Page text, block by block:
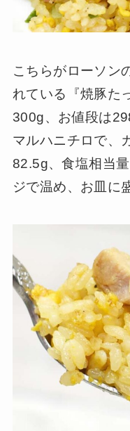
こちらがローソン
れている『焼豚た
300g、お値段は
マルハニチロで、
82.5g、食塩相当
ジで温め、お皿に